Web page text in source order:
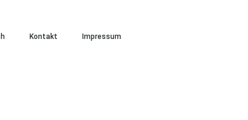
Kontakt Impressum